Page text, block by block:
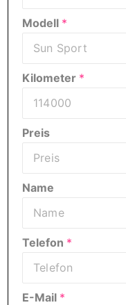
Modell *
Kilometer *
Preis
Name
Telefon *
E-Mail *